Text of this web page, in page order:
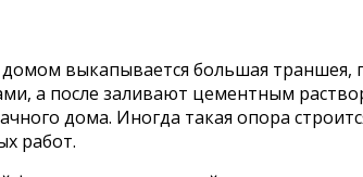
домом выкапывается большая
а после заливают цементным
дома. Иногда такая опора
работ.